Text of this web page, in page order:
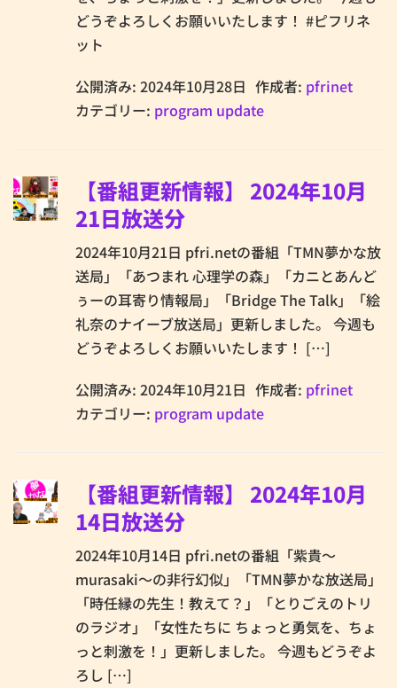
どうぞよろしくお願いいたします！ #ピフリネ
ット
公開済み: 2024年10月28日 作成者: pfrinet
カテゴリー: program update
【番組更新情報】 2024年10月
21日放送分
2024年10月21日 pfri.netの番組「TMN夢かな放
送局」「あつまれ 心理学の森」「カニとあんど
ぅーの耳寄り情報局」「Bridge The Talk」「絵
礼奈のナイーブ放送局」更新しました。 今週も
どうぞよろしくお願いいたします！ […]
公開済み: 2024年10月21日 作成者: pfrinet
カテゴリー: program update
【番組更新情報】 2024年10月
14日放送分
2024年10月14日 pfri.netの番組「紫貴～
murasaki～の非行幻似」「TMN夢かな放送局」
「時任縁の先生！教えて？」「とりごえのトリ
のラジオ」「女性たちに ちょっと勇気を、ちょ
っと刺激を！」更新しました。 今週もどうぞよ
ろし […]